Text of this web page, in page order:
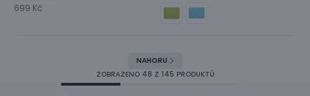
699 Kč
NAHORU
ZOBRAZENO 48 Z 145 PRODUKTŮ